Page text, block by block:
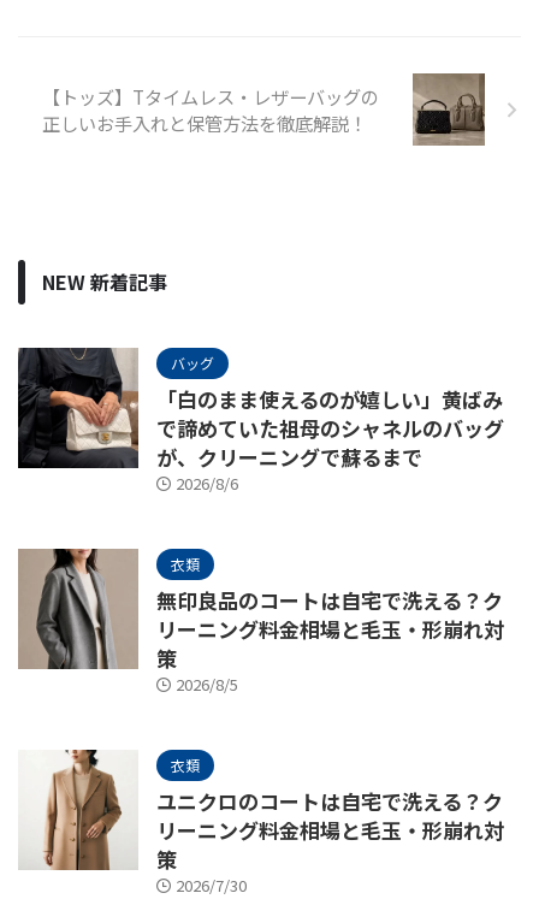
【トッズ】Tタイムレス・レザーバッグの
正しいお手入れと保管方法を徹底解説！
NEW 新着記事
バッグ
「白のまま使えるのが嬉しい」黄ばみ
で諦めていた祖母のシャネルのバッグ
が、クリーニングで蘇るまで
2026/8/6
衣類
無印良品のコートは自宅で洗える？ク
リーニング料金相場と毛玉・形崩れ対
策
2026/8/5
衣類
ユニクロのコートは自宅で洗える？ク
リーニング料金相場と毛玉・形崩れ対
策
2026/7/30